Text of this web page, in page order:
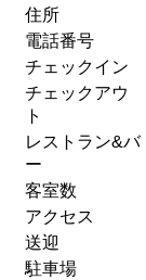
住所
電話番号
チェックイン
チェックアウ
ト
レストラン&バ
ー
客室数
アクセス
送迎
駐車場